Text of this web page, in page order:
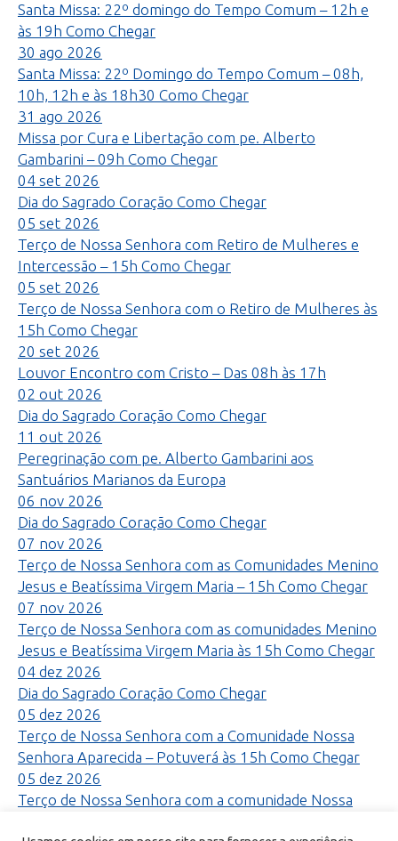
Santa Missa: 22º domingo do Tempo Comum – 12h e
às 19h Como Chegar
30 ago 2026
Santa Missa: 22º Domingo do Tempo Comum – 08h,
10h, 12h e às 18h30 Como Chegar
31 ago 2026
Missa por Cura e Libertação com pe. Alberto
Gambarini – 09h Como Chegar
04 set 2026
Dia do Sagrado Coração Como Chegar
05 set 2026
Terço de Nossa Senhora com Retiro de Mulheres e
Intercessão – 15h Como Chegar
05 set 2026
Terço de Nossa Senhora com o Retiro de Mulheres às
15h Como Chegar
20 set 2026
Louvor Encontro com Cristo – Das 08h às 17h
02 out 2026
Dia do Sagrado Coração Como Chegar
11 out 2026
Peregrinação com pe. Alberto Gambarini aos
Santuários Marianos da Europa
06 nov 2026
Dia do Sagrado Coração Como Chegar
07 nov 2026
Terço de Nossa Senhora com as Comunidades Menino
Jesus e Beatíssima Virgem Maria – 15h Como Chegar
07 nov 2026
Terço de Nossa Senhora com as comunidades Menino
Jesus e Beatíssima Virgem Maria às 15h Como Chegar
04 dez 2026
Dia do Sagrado Coração Como Chegar
05 dez 2026
Terço de Nossa Senhora com a Comunidade Nossa
Senhora Aparecida – Potuverá às 15h Como Chegar
05 dez 2026
Terço de Nossa Senhora com a comunidade Nossa